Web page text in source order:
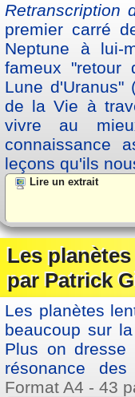
Retranscription
premier carré
Neptune à lui-
fameux "retour
Lune d'Uranus"
de la Vie à
vivre au
connaissance
leçons qu'ils
Lire un extrait
Les
par Patrick
Les planètes
beaucoup sur
Plus on dresse
résonance
Format A4 - 43